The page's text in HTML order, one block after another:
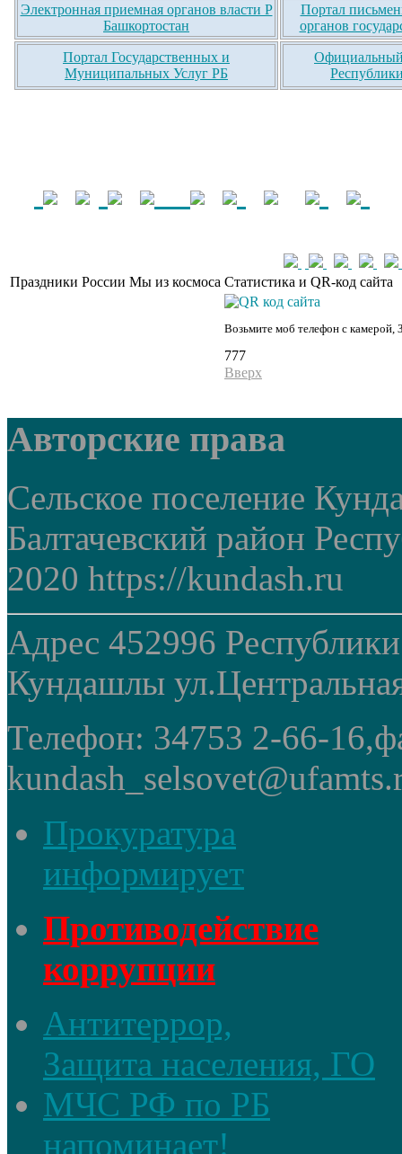
Электронная приемная органов власти Р
Башкортостан
Портал
органов
Портал Государственных и
Муниципальных Услуг РБ
Официальный
Праздники России Мы из космоса Статистика и QR-код сайта
Возьмите моб телефон с камерой,
777
Вверх
Авторские права
Сельское поселение
Балтачевский район
2020 https://kundash.ru
Адрес 452996
Кундашлы
Телефон: 34753 2-66-
Прокуратура
информирует
Противодействие
коррупции
Антитеррор,
Защита населения, ГО
МЧС РФ по РБ
напоминает!